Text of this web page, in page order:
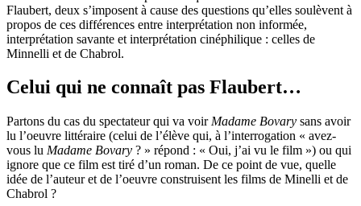
Flaubert, deux s’imposent à cause des questions qu’elles soulèvent à
propos de ces différences entre interprétation non informée,
interprétation savante et interprétation cinéphilique : celles de
Minnelli et de Chabrol.
Celui qui ne connaît pas Flaubert…
Partons du cas du spectateur qui va voir Madame Bovary sans avoir
lu l’oeuvre littéraire (celui de l’élève qui, à l’interrogation « avez-
vous lu Madame Bovary ? » répond : « Oui, j’ai vu le film ») ou qui
ignore que ce film est tiré d’un roman. De ce point de vue, quelle
idée de l’auteur et de l’oeuvre construisent les films de Minelli et de
Chabrol ?